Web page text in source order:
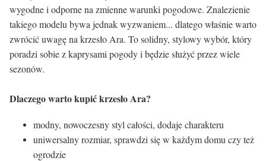
wygodne i odporne na zmienne warunki pogodowe. Znalezienie
takiego modelu bywa jednak wyzwaniem... dlatego właśnie warto
zwrócić uwagę na krzesło Ara. To solidny, stylowy wybór, który
poradzi sobie z kaprysami pogody i będzie służyć przez wiele
sezonów.
Dlaczego warto kupić krzesło Ara?
modny, nowoczesny styl całości, dodaje charakteru
uniwersalny rozmiar, sprawdzi się w każdym domu czy też
ogrodzie